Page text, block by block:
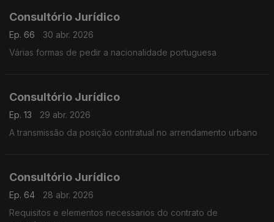
Consultório Jurídico
Ep. 66
30 abr. 2026
Várias formas de pedir a nacionalidade portuguesa
Consultório Jurídico
Ep. 13
29 abr. 2026
A transmissão da posição contratual no arrendamento urbano
Consultório Jurídico
Ep. 64
28 abr. 2026
Requisitos e elementos necessarios do contrato de